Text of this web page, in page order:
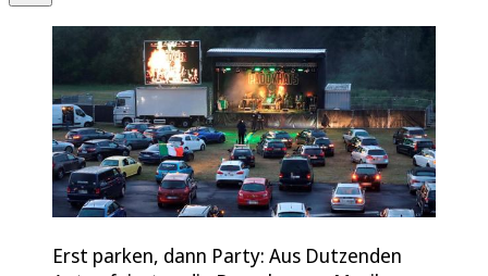
Erst parken, dann Party: Aus Dutzenden